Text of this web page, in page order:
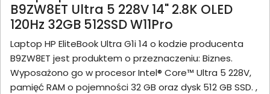
B9ZW8ET Ultra 5 228V 14" 2.8K OLED
120Hz 32GB 512SSD W11Pro
Laptop HP EliteBook Ultra G1i 14 o kodzie producenta
B9ZW8ET jest produktem o przeznaczeniu: Biznes.
Wyposażono go w procesor Intel® Core™ Ultra 5 228V,
pamięć RAM o pojemności 32 GB oraz dysk 512 GB SSD. ,